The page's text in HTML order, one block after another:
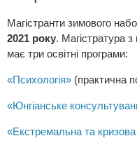
Магістранти зимового
2021 року. Магістратура з
має три освітні програми:
«Психологія» (практична
«Юнгіанське
«Екстремальна та кризова